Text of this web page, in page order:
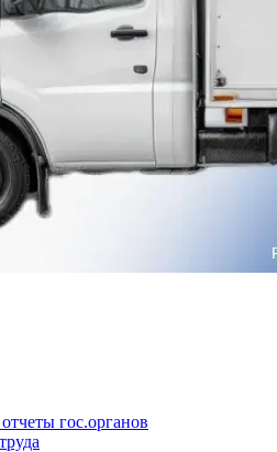
гос.органов